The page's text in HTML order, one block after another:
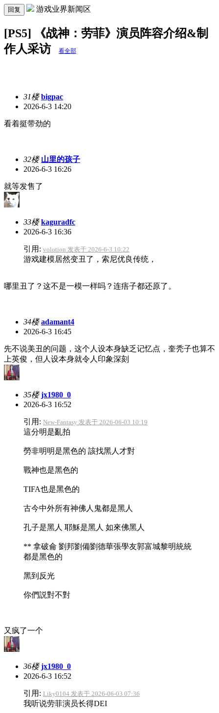
回复 游戏业界新闻区
[PS5] 《战神：劳菲》演员阵容介绍&制
作人采访
看全部
31楼 bigpac
2026-6-3 14:20
看着挺带劲的
32楼 山里的孩子
2026-6-3 16:26
就等发售了
33楼 kaguradfc
2026-6-3 16:36
引用: volotion 发表于 2026-6-3 10:22
游戏建模居然变丑了，索尼优良传统，
哪里丑了？这不是一模一样吗？连痦子都还原了。
34楼 adamant4
2026-6-3 16:45
先不说美丑的问题，这个人设本身缺乏记忆点，奎秃子也算不
上英俊，但人设本身就令人印象深刻
35楼 jx1980_0
2026-6-3 16:52
引用: New-Fantasy 发表于 2026-06-03 10:19
這分明是亂拍
勞非明明是黑色的 該找黑人才對
戰神也是黑色的
TIFA也是黑色的
古今中外所有神佛人鬼都是黑人
孔子是黑人 耶穌是黑人 如來佛黑人
** 拿破侖 劉邦劉備劉德華張學友郭富城黎明統統
都是黑色的
黑到反光
你們説對不對
又疯了一个
36楼 jx1980_0
2026-6-3 16:52
引用: Liky0104 发表于 2026-06-03 07:36
我听说劳菲演员长得DEI